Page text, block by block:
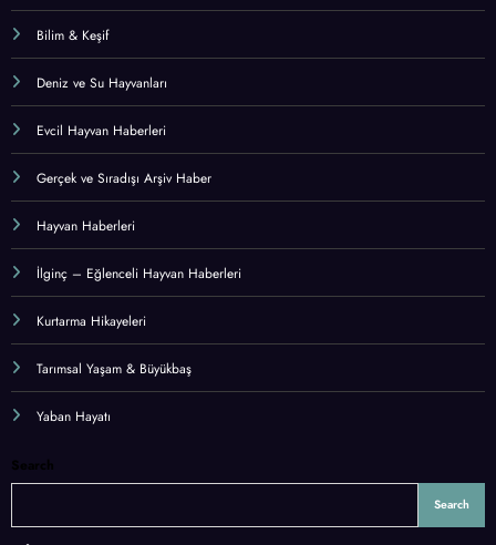
Bilim & Keşif
Deniz ve Su Hayvanları
Evcil Hayvan Haberleri
Gerçek ve Sıradışı Arşiv Haber
Hayvan Haberleri
İlginç – Eğlenceli Hayvan Haberleri
Kurtarma Hikayeleri
Tarımsal Yaşam & Büyükbaş
Yaban Hayatı
Search
Search